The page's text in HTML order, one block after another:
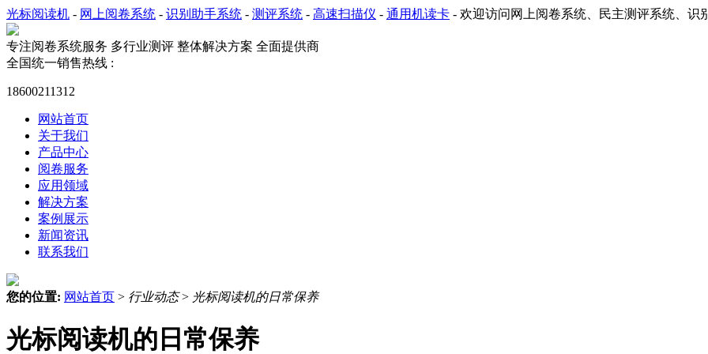
光标阅读机 - 网上阅卷系统 - 识别助手系统 - 测评系统 - 高速扫描仪 - 通用机读卡 - 欢迎访问网上阅卷系统、民主测评系统、识
专注阅卷系统服务 多行业测评 整体解决方案 全面提供商
全国统一销售热线 :
18600211312
网站首页
关于我们
产品中心
阅卷服务
应用领域
解决方案
案例展示
新闻资讯
联系我们
您的位置: 网站首页 > 行业动态 > 光标阅读机的日常保养
光标阅读机的日常保养